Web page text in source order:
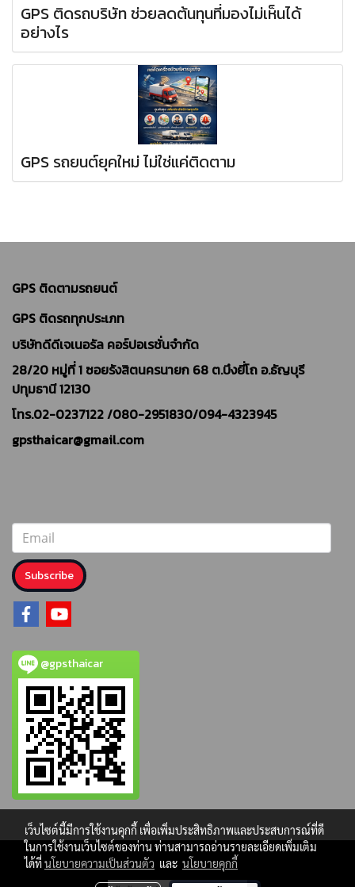
GPS ติดรถบริษัท ช่วยลดต้นทุนที่มองไม่เห็นได้
อย่างไร
GPS รถยนต์ยุคใหม่ ไม่ใช่แค่ติดตาม
GPS ติดตามรถยนต์
GPS ติดรถทุกประเภท
บริษัทดีดีเจเนอรัล คอร์ปอเรชั่นจำกัด
28/20 หมู่ที่ 1 ซอยรังสิตนครนายก 68 ต.บึงยี่โถ อ.ธัญบุรี
ปทุมธานี 12130
โทร.02-0237122 /080-2951830/094-4323945
gpsthaicar@gmail.com
Subscribe
@gpsthaicar
เว็บไซต์นี้มีการใช้งานคุกกี้ เพื่อเพิ่มประสิทธิภาพและประสบการณ์ที่ดี
ในการใช้งานเว็บไซต์ของท่าน ท่านสามารถอ่านรายละเอียดเพิ่มเติม
ได้ที่นโยบายความเป็นส่วนตัว และ นโยบายคุกกี้